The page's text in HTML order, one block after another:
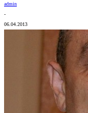
admin
-
06.04.2013